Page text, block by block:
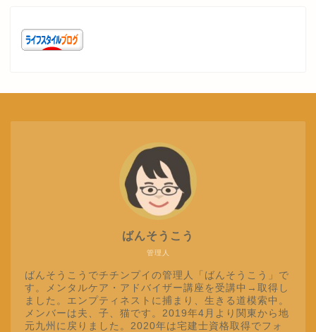
管理人
ばんそうこう
ばんそうこうでチチンプイの管理人「ばんそうこう」で
す。メンタルケア・アドバイザー講座を受講中→取得し
ました。エンプティネストに捕まり、生きる道模索中。
メンバーは夫、子、猫です。2019年4月より関東から地
元九州に戻りました。2020年は宅建士資格取得でフォ